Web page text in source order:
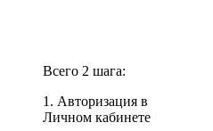
Всего 2 шага:
1. Авторизация в
Личном кабинете